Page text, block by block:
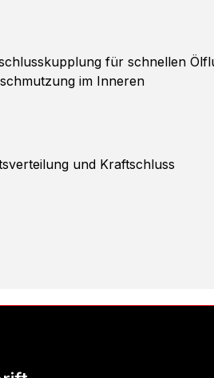
für schnellen
im Inneren
und Kraftschluss